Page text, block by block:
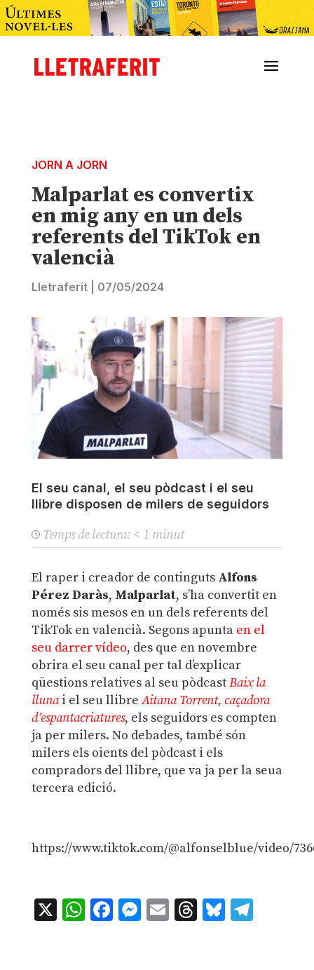
JORN A JORN
Malparlat es convertix
en mig any en un dels
referents del TikTok en
valencià
Lletraferit| 07/05/2024
El seu canal, el seu pòdcast i el seu
llibre disposen de milers de seguidors
Temps de lectura: < 1 minut
El raper i creador de continguts Alfons
Pérez Daràs, Malparlat, s’ha convertit en
només sis mesos en un dels referents del
TikTok en valencià. Segons apunta en el
seu darrer vídeo, des que en novembre
obrira el seu canal per tal d’explicar
qüestions relatives al seu pòdcastBaix la
llunai el seu llibreAitana Torrent, caçadora
d’espantacriatures, els seguidors es compten
ja per milers. No debades, també són
milers els oients del pòdcast i els
compradors del llibre, que va ja per la seua
tercera edició.
https://www.tiktok.com/@alfonselblue/video/
X WhatsApp
Facebook
Messenger
EmailThreads
Bluesky